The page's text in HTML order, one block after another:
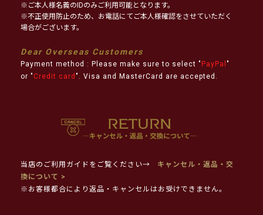
※ご本人様名義のIDのみご利用可能となります。
※不正使用防止のため、お電話にてご本人様確認をさせていただく
場合がございます。
Dear Overseas Customers
Payment method : Please make sure to select " PayPal "
or " Credit card ". Visa and MasterCard are accepted.
当店のご利用ガイドをご覧ください→
キャンセル・返品・交
換について >
※お客様都合により返品・キャンセルはお受けできません。